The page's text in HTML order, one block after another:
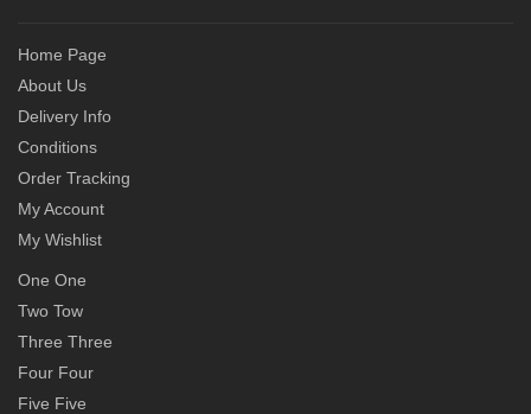
Home Page
About Us
Delivery Info
Conditions
Order Tracking
My Account
My Wishlist
One One
Two Tow
Three Three
Four Four
Five Five